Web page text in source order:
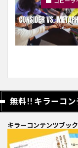
無料!! キラーコ
キラーコンテンツブッ